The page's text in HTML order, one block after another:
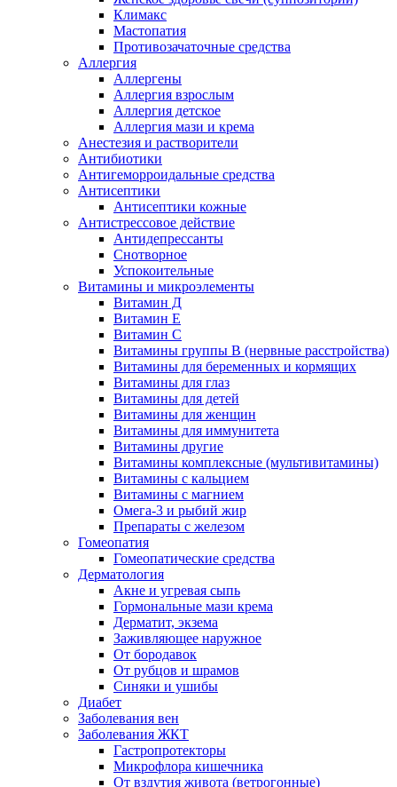
Климакс
Мастопатия
Противозачаточные средства
Аллергия
Аллергены
Аллергия взрослым
Аллергия детское
Аллергия мази и крема
Анестезия и растворители
Антибиотики
Антигеморроидальные средства
Антисептики
Антисептики кожные
Антистрессовое действие
Антидепрессанты
Снотворное
Успокоительные
Витамины и микроэлементы
Витамин Д
Витамин Е
Витамин С
Витамины группы В (нервные расстройства)
Витамины для беременных и кормящих
Витамины для глаз
Витамины для детей
Витамины для женщин
Витамины для иммунитета
Витамины другие
Витамины комплексные (мультивитамины)
Витамины с кальцием
Витамины с магнием
Омега-3 и рыбий жир
Препараты с железом
Гомеопатия
Гомеопатические средства
Дерматология
Акне и угревая сыпь
Гормональные мази крема
Дерматит, экзема
Заживляющее наружное
От бородавок
От рубцов и шрамов
Синяки и ушибы
Диабет
Заболевания вен
Заболевания ЖКТ
Гастропротекторы
Микрофлора кишечника
От вздутия живота (ветрогонные)